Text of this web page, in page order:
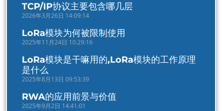
TCP/IP协议主要包含哪几层
2026年3月26日 14:09:14
LoRa模块为何被限制使用
2025年11月24日 10:29:16
LoRa模块是干嘛用的,LoRa模块的工作原理
是什么
2025年8月13日 09:53:39
RWA的应用前景与价值
2025年9月2日 14:41:01